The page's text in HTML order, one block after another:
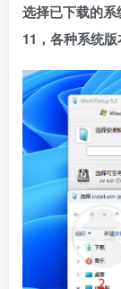
选择已下载的系
11，各种系统